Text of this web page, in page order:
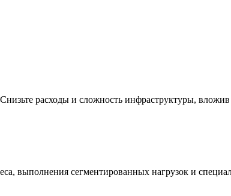
расходы и сложность инфраструктуры, вложив
выполнения сегментированных нагрузок и